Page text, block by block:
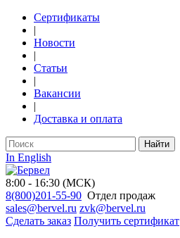
Сертификаты
|
Новости
|
Статьи
|
Вакансии
|
Доставка и оплата
Найти
In English
8:00 - 16:30 (МСК)
8(800)201-55-90 Отдел продаж
sales@bervel.ru zvk@bervel.ru
Сделать заказ Получить сертификат